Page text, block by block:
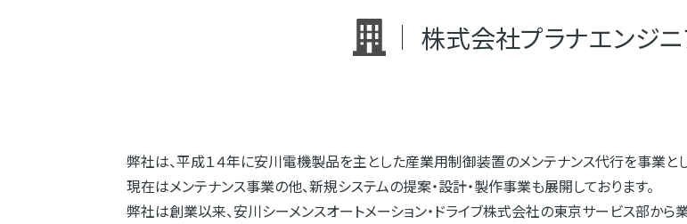
株式会社プラナエンジ
弊社は、平成１４年に安川電機製品を主とした産業用制御装置のメンテナンス代行を事業と
現在はメンテナンス事業の他、新規システムの提案・設計・製作事業も展開しております。
弊社は創業以来、安川シーメンスオートメーション・ドライブ株式会社の東京サービス部から